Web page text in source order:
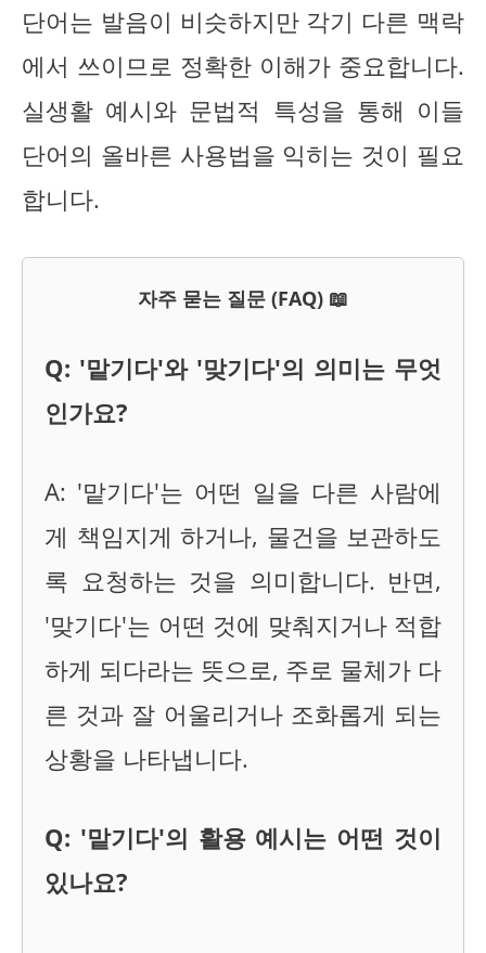
단어는 발음이 비슷하지만 각기 다른 맥락
에서 쓰이므로 정확한 이해가 중요합니다.
실생활 예시와 문법적 특성을 통해 이들
단어의 올바른 사용법을 익히는 것이 필요
합니다.
자주 묻는 질문 (FAQ) 📖
Q: '맡기다'와 '맞기다'의 의미는 무엇
인가요?
A: '맡기다'는 어떤 일을 다른 사람에
게 책임지게 하거나, 물건을 보관하도
록 요청하는 것을 의미합니다. 반면,
'맞기다'는 어떤 것에 맞춰지거나 적합
하게 되다라는 뜻으로, 주로 물체가 다
른 것과 잘 어울리거나 조화롭게 되는
상황을 나타냅니다.
Q: '맡기다'의 활용 예시는 어떤 것이
있나요?